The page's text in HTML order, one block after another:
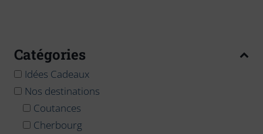
Catégories
Idées Cadeaux
Nos destinations
Coutances
Cherbourg